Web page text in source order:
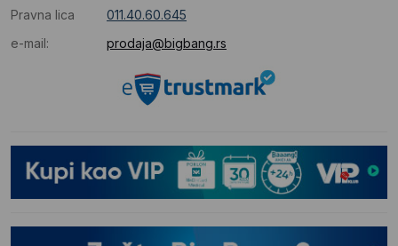
Pravna lica
011.40.60.645
e-mail:
prodaja@bigbang.rs